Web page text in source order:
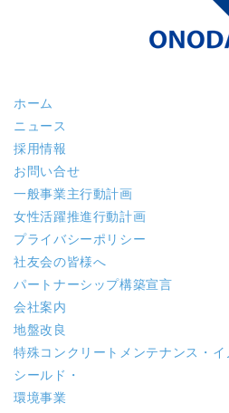
ホーム
ニュース
採用情報
お問い合せ
一般事業主行動計画
女性活躍推進行動計画
プライバシーポリシー
社友会の皆様へ
パートナーシップ構築宣言
会社案内
地盤改良
特殊コンクリート メンテナンス・
シールド・
環境事業